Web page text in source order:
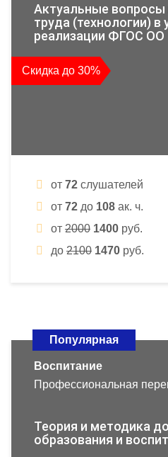
Актуальные вопросы
труда (технологии) в
реализации ФГОС ОО
Скидка до 30%
от 72 слушателей
от 72 до 108 ак. ч.
от 2000 1400 руб.
до 2100 1470 руб.
Популярная
Воспитание
Профессиональная
Теория и методика
образования и